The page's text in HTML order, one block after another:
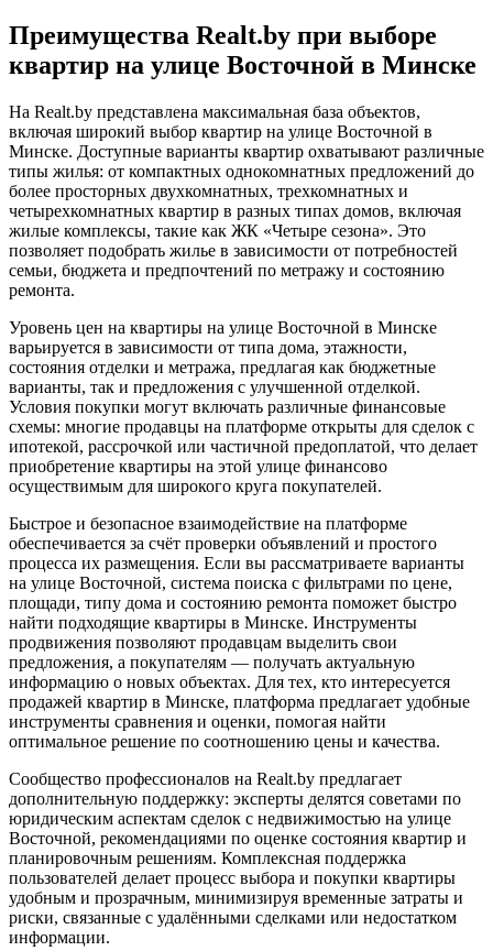
Преимущества Realt.by при выборе
квартир на улице Восточной в Минске
На Realt.by представлена максимальная база объектов,
включая широкий выбор квартир на улице Восточной в
Минске. Доступные варианты квартир охватывают различные
типы жилья: от компактных однокомнатных предложений до
более просторных двухкомнатных, трехкомнатных и
четырехкомнатных квартир в разных типах домов, включая
жилые комплексы, такие как ЖК «Четыре сезона». Это
позволяет подобрать жилье в зависимости от потребностей
семьи, бюджета и предпочтений по метражу и состоянию
ремонта.
Уровень цен на квартиры на улице Восточной в Минске
варьируется в зависимости от типа дома, этажности,
состояния отделки и метража, предлагая как бюджетные
варианты, так и предложения с улучшенной отделкой.
Условия покупки могут включать различные финансовые
схемы: многие продавцы на платформе открыты для сделок с
ипотекой, рассрочкой или частичной предоплатой, что делает
приобретение квартиры на этой улице финансово
осуществимым для широкого круга покупателей.
Быстрое и безопасное взаимодействие на платформе
обеспечивается за счёт проверки объявлений и простого
процесса их размещения. Если вы рассматриваете варианты
на улице Восточной, система поиска с фильтрами по цене,
площади, типу дома и состоянию ремонта поможет быстро
найти подходящие квартиры в Минске. Инструменты
продвижения позволяют продавцам выделить свои
предложения, а покупателям — получать актуальную
информацию о новых объектах. Для тех, кто интересуется
продажей квартир в Минске, платформа предлагает удобные
инструменты сравнения и оценки, помогая найти
оптимальное решение по соотношению цены и качества.
Сообщество профессионалов на Realt.by предлагает
дополнительную поддержку: эксперты делятся советами по
юридическим аспектам сделок с недвижимостью на улице
Восточной, рекомендациями по оценке состояния квартир и
планировочным решениям. Комплексная поддержка
пользователей делает процесс выбора и покупки квартиры
удобным и прозрачным, минимизируя временные затраты и
риски, связанные с удалёнными сделками или недостатком
информации.